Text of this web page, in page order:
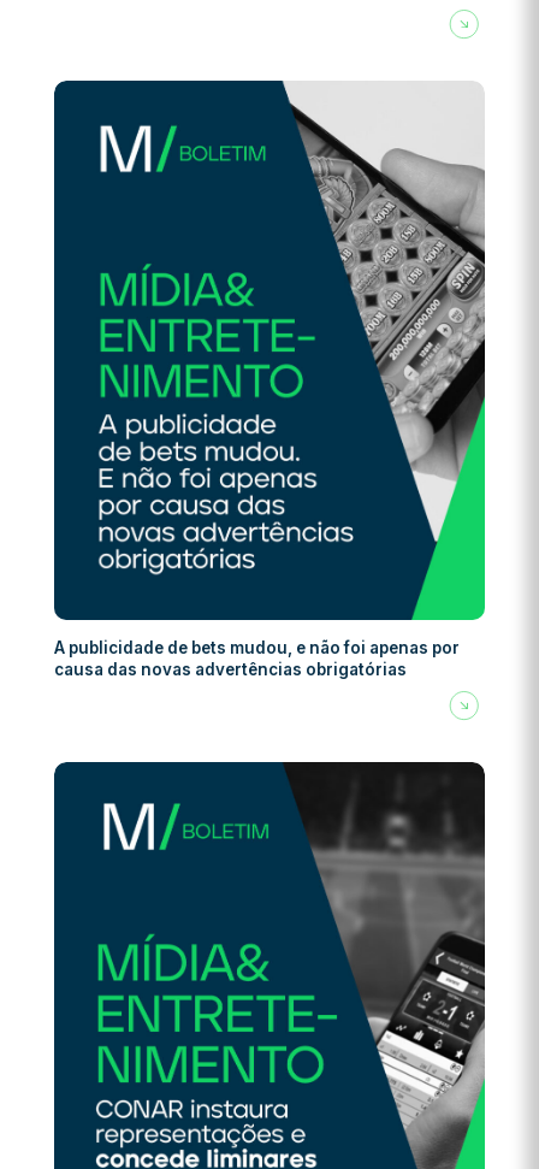
A publicidade de bets mudou, e não foi apenas por
causa das novas advertências obrigatórias